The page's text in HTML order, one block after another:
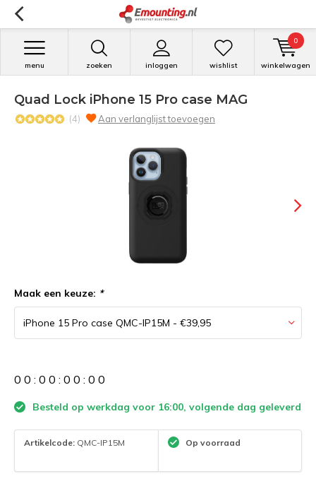
zoeken inloggen
menu wishlist winkelwagen
0
Quad Lock iPhone 15 Pro case MAG
(4) Aan verlanglijst toevoegen
Maak een keuze: *
0 0 : 0 0 : 0 0 : 0 0
Besteld op werkdag voor 16:00, volgende dag geleverd
Artikelcode: QMC-IP15M Op voorraad